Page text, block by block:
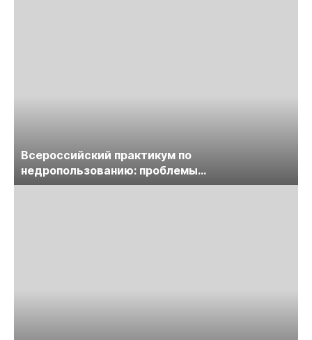
Всероссийский практикум по
недропользованию: проблемы
лицензирования, цифровизации, экспертизы